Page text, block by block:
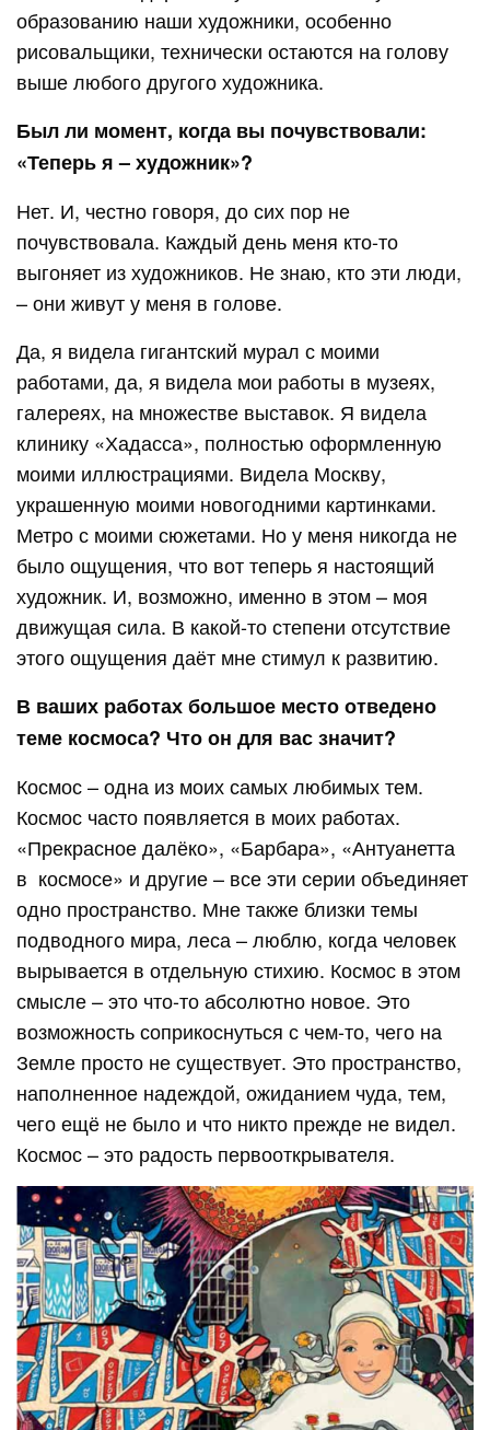
образованию наши художники, особенно
рисовальщики, технически остаются на голову
выше любого другого художника.
Был ли момент, когда вы почувствовали:
«Теперь я – художник»?
Нет. И, честно говоря, до сих пор не
почувствовала. Каждый день меня кто-то
выгоняет из художников. Не знаю, кто эти люди,
– они живут у меня в голове.
Да, я видела гигантский мурал с моими
работами, да, я видела мои работы в музеях,
галереях, на множестве выставок. Я видела
клинику «Хадасса», полностью оформленную
моими иллюстрациями. Видела Москву,
украшенную моими новогодними картинками.
Метро с моими сюжетами. Но у меня никогда не
было ощущения, что вот теперь я настоящий
художник. И, возможно, именно в этом – моя
движущая сила. В какой-то степени отсутствие
этого ощущения даёт мне стимул к развитию.
В ваших работах большое место отведено
теме космоса? Что он для вас значит?
Космос – одна из моих самых любимых тем.
Космос часто появляется в моих работах.
«Прекрасное далёко», «Барбара», «Антуанетта
в космосе» и другие – все эти серии объединяет
одно пространство. Мне также близки темы
подводного мира, леса – люблю, когда человек
вырывается в отдельную стихию. Космос в этом
смысле – это что-то абсолютно новое. Это
возможность соприкоснуться с чем-то, чего на
Земле просто не существует. Это пространство,
наполненное надеждой, ожиданием чуда, тем,
чего ещё не было и что никто прежде не видел.
Космос – это радость первооткрывателя.